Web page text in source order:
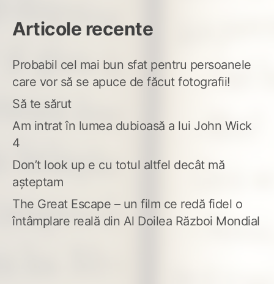
Articole recente
Probabil cel mai bun sfat pentru persoanele
care vor să se apuce de făcut fotografii!
Să te sărut
Am intrat în lumea dubioasă a lui John Wick
4
Don’t look up e cu totul altfel decât mă
așteptam
The Great Escape – un film ce redă fidel o
întâmplare reală din Al Doilea Război Mondial